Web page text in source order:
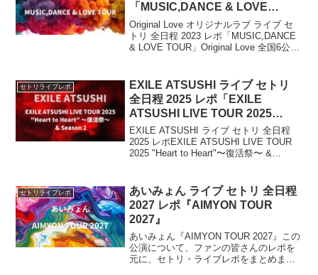
「MUSIC,DANCE & LOVE
TOUR」
Original Love オリジナルラブ ライブ セ
トリ 全日程 2023 レポ「MUSIC,DANCE
& LOVE TOUR」Original Love 全国6公演
セトリライブレポ
EXILE ATSUSHI ライブ セトリ
全日程 2025 レポ「EXILE
ATSUSHI LIVE TOUR 2025
“Heart to Heart” 〜復活祭〜 &
Season 2」
EXILE ATSUSHI ライブ セトリ 全日程
2025 レポEXILE ATSUSHI LIVE TOUR
2025 "Heart to Heart"〜復活祭〜 &
セトリライブレポ
あいみょん ライブ セトリ 全日程
2027 レポ『AIMYON TOUR
2027』
あいみょん『AIMYON TOUR 2027』この
公演について、ファンの皆さんのレポを
元に、セトリ・ライブレポをまとめま